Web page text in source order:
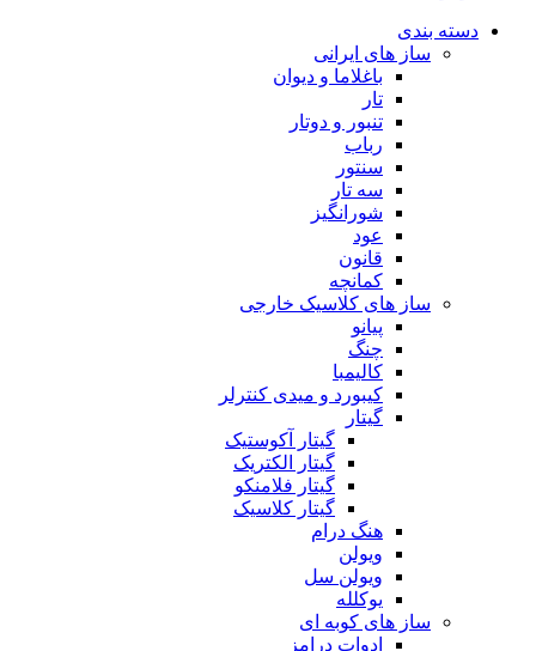
دسته بندی
ساز های ایرانی
باغلاما و دیوان
تار
تنبور و دوتار
رباب
سنتور
سه تار
شورانگیز
عود
قانون
کمانچه
ساز های کلاسیک خارجی
پیانو
چنگ
کالیمبا
کیبورد و میدی کنترلر
گیتار
گیتار آکوستیک
گیتار الکتریک
گیتار فلامنکو
گیتار کلاسیک
هنگ درام
ویولن
ویولن سل
یوکلله
ساز های کوبه ای
ادوات درامز